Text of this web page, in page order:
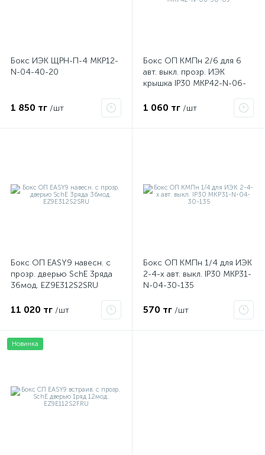
Бокс ИЭК ЩРН-П-4 MKP12-
N-04-40-20
1 850 тг /шт
Бокс ОП КМПн 2/6 для 6
авт. выкл. прозр. ИЭК
крышка IP30 MKP42-N-06-
1 060 тг /шт
Бокс ОП EASY9 навесн. с
прозр. дверью SchE 3ряда
36мод. EZ9E312S2SRU
11 020 тг /шт
Бокс ОП КМПн 1/4 для ИЭК
2-4-х авт. выкл. IP30 MKP31-
N-04-30-135
570 тг /шт
Новинка